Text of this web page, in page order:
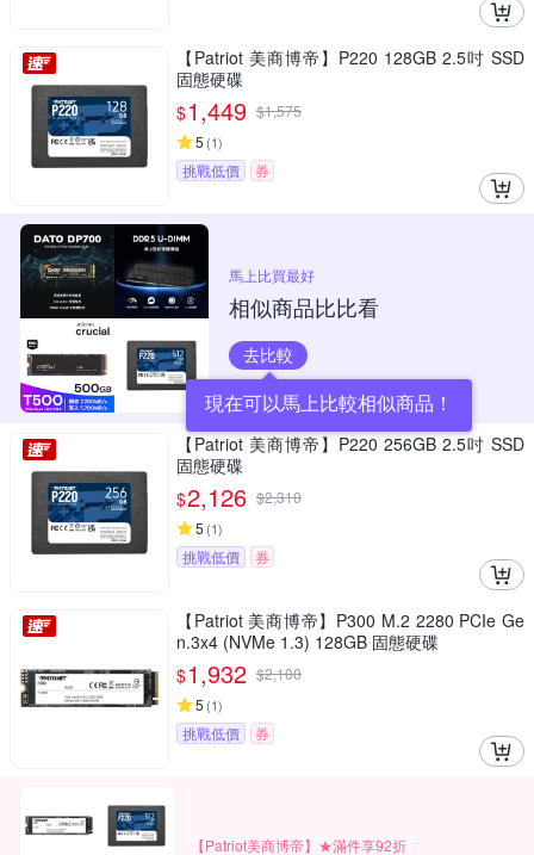
【Patriot 美商博帝】P220 128GB 2.5吋 SSD
固態硬碟
$1,449 $1,575
5 (1)
挑戰低價 券
馬上比買最好
相似商品比比看
去比較
現在可以馬上比較相似商品！
【Patriot 美商博帝】P220 256GB 2.5吋 SSD
固態硬碟
$2,126 $2,310
5 (1)
挑戰低價 券
【Patriot 美商博帝】P300 M.2 2280 PCIe Ge
n.3x4 (NVMe 1.3) 128GB 固態硬碟
$1,932 $2,100
5 (1)
挑戰低價 券
【Patriot美商博帝】★滿件享92折